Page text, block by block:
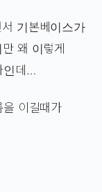
기본베이스가
왜 이렇게
인데…
이길때가